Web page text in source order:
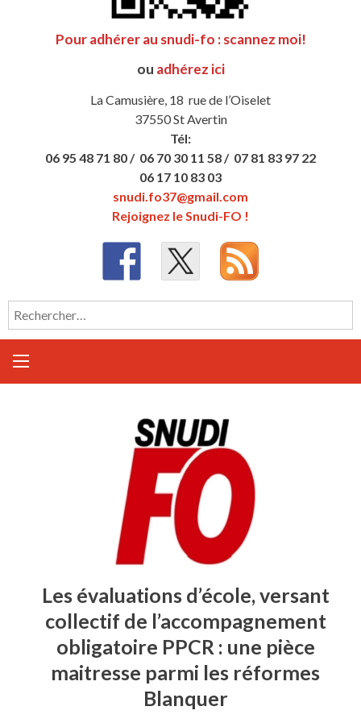
Pour adhérer au snudi-fo : scannez moi!
ou adhérez ici
La Camusière, 18 rue de l’Oiselet
37550 St Avertin
Tél:
06 95 48 71 80 / 06 70 30 11 58 / 07 81 83 97 22
06 17 10 83 03
snudi.fo37@gmail.com
Rejoignez le Snudi-FO !
Rechercher :
Les évaluations d’école, versant
collectif de l’accompagnement
obligatoire PPCR : une pièce
maitresse parmi les réformes
Blanquer